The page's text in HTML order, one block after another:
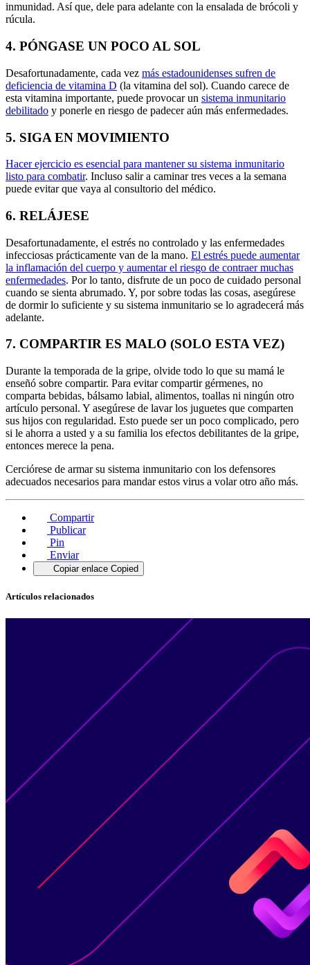
inmunidad. Así que, dele para adelante con la ensalada de brócoli y
rúcula.
4. PÓNGASE UN POCO AL SOL
Desafortunadamente, cada vez más estadounidenses sufren de
deficiencia de vitamina D (la vitamina del sol). Cuando carece de
esta vitamina importante, puede provocar un sistema inmunitario
debilitado y ponerle en riesgo de padecer aún más enfermedades.
5. SIGA EN MOVIMIENTO
Hacer ejercicio es esencial para mantener su sistema inmunitario
listo para combatir. Incluso salir a caminar tres veces a la semana
puede evitar que vaya al consultorio del médico.
6. RELÁJESE
Desafortunadamente, el estrés no controlado y las enfermedades
infecciosas prácticamente van de la mano. El estrés puede aumentar
la inflamación del cuerpo y aumentar el riesgo de contraer muchas
enfermedades. Por lo tanto, disfrute de un poco de cuidado personal
cuando se sienta abrumado. Y, por sobre todas las cosas, asegúrese
de dormir lo suficiente y su sistema inmunitario se lo agradecerá más
adelante.
7. COMPARTIR ES MALO (SOLO ESTA VEZ)
Durante la temporada de la gripe, olvide todo lo que su mamá le
enseñó sobre compartir. Para evitar compartir gérmenes, no
comparta bebidas, bálsamo labial, alimentos, toallas ni ningún otro
artículo personal. Y asegúrese de lavar los juguetes que comparten
sus hijos con regularidad. Esto puede ser un poco complicado, pero
si le ahorra a usted y a su familia los efectos debilitantes de la gripe,
entonces merece la pena.
Cerciórese de armar su sistema inmunitario con los defensores
adecuados necesarios para mandar estos virus a volar otro año más.
Compartir
Publicar
Pin
Enviar
Copiar enlace Copied
Artículos relacionados